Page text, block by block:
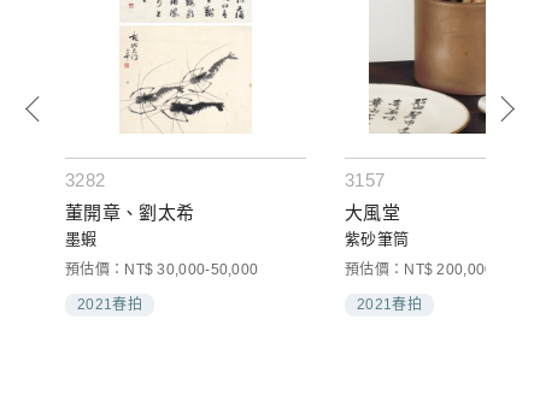
3282
董開章、劉太希
墨蝦
預估價：NT$ 30,000-50,000
2021春拍
3157
大風堂
紫砂筆筒
預估價：NT$ 200,000-
2021春拍